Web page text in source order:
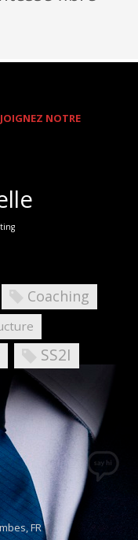
NOTRE
Coaching
SS2I
FR